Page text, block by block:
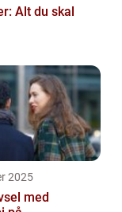
Alt du skal
2025
med